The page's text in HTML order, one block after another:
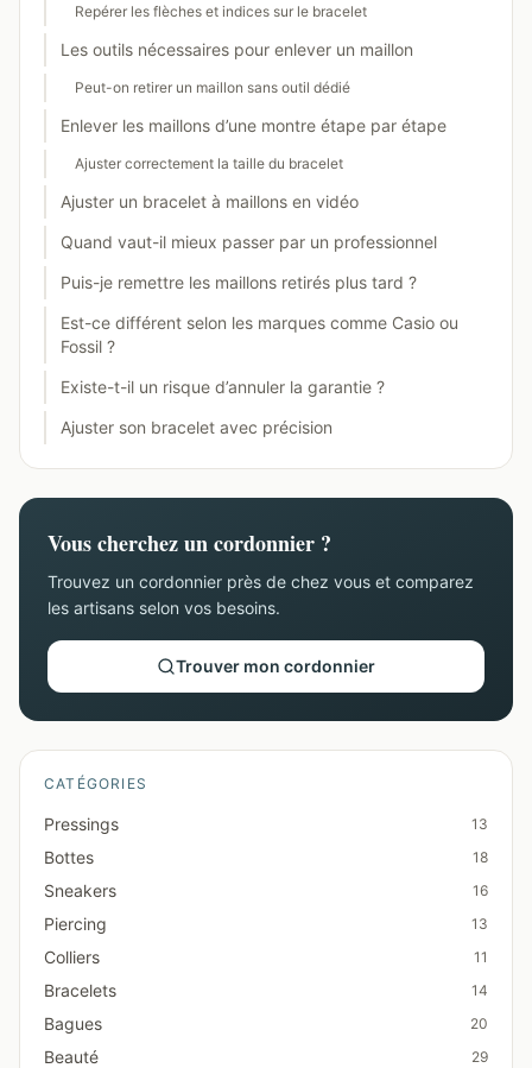
Repérer les flèches et indices sur le bracelet
Les outils nécessaires pour enlever un maillon
Peut-on retirer un maillon sans outil dédié
Enlever les maillons d’une montre étape par étape
Ajuster correctement la taille du bracelet
Ajuster un bracelet à maillons en vidéo
Quand vaut-il mieux passer par un professionnel
Puis-je remettre les maillons retirés plus tard ?
Est-ce différent selon les marques comme Casio ou
Fossil ?
Existe-t-il un risque d’annuler la garantie ?
Ajuster son bracelet avec précision
Vous cherchez un cordonnier ?
Trouvez un cordonnier près de chez vous et comparez
les artisans selon vos besoins.
Trouver mon cordonnier
CATÉGORIES
Pressings 13
Bottes 18
Sneakers 16
Piercing 13
Colliers 11
Bracelets 14
Bagues 20
Beauté 29